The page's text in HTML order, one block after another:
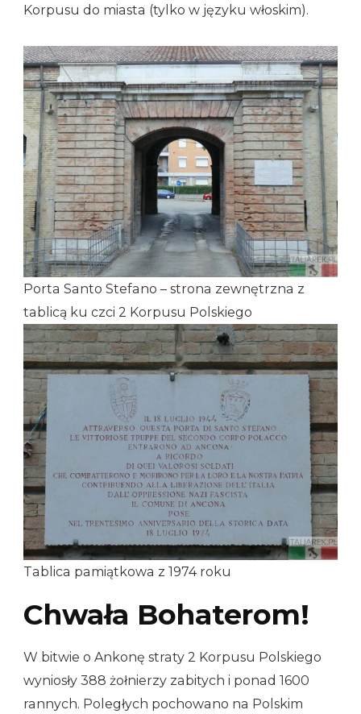
Korpusu do miasta (tylko w języku włoskim).
Porta Santo Stefano – strona zewnętrzna z
tablicą ku czci 2 Korpusu Polskiego
Tablica pamiątkowa z 1974 roku
Chwała Bohaterom!
W bitwie o Ankonę straty 2 Korpusu Polskiego
wyniosły 388 żołnierzy zabitych i ponad 1600
rannych. Poległych pochowano na Polskim